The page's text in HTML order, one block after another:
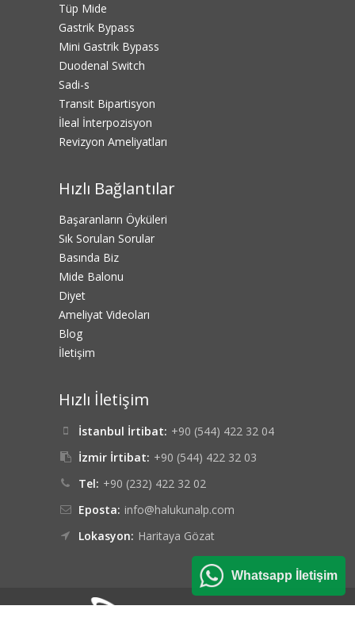
Tüp Mide
Gastrik Bypass
Mini Gastrik Bypass
Duodenal Switch
Sadi-s
Transit Bipartisyon
İleal İnterpozisyon
Revizyon Ameliyatları
Hızlı Bağlantılar
Başaranların Öyküleri
Sık Sorulan Sorular
Basında Biz
Mide Balonu
Diyet
Ameliyat Videoları
Blog
İletişim
Hızlı İletişim
İstanbul İrtibat: +90 (544) 422 32 04
İzmir İrtibat: +90 (544) 422 32 03
Tel: +90 (232) 422 32 02
Eposta: info@halukunalp.com
Lokasyon: Haritaya Gözat
Whatsapp İletişim